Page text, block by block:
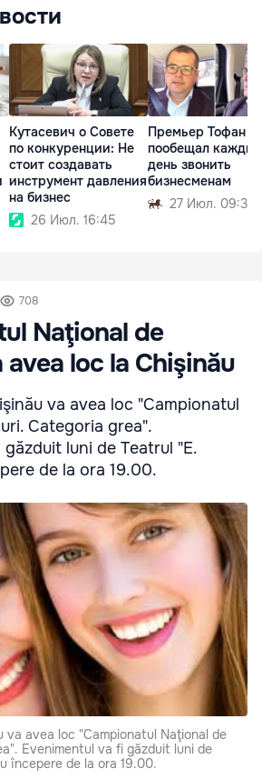
Кутасевич о Совете
по конкуренции: Не
стоит создавать
инструмент давления
на бизнес
26 Июл. 16:45
Премьер Тофан
пообещал каждый
день звонить
бизнесменам
27 Июл. 09:33
708
Naţional de
loc la Chişinău
va avea loc "Campionatul
Categoria grea".
luni de Teatrul "E.
de la ora 19.00.
va avea loc "Campionatul Naţional de
Evenimentul va fi găzduit luni de
începere de la ora 19.00.